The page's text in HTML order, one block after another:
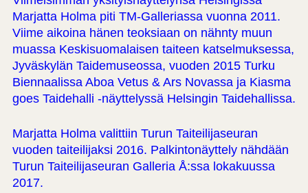
Marjatta Holma piti TM-Galleriassa vuonna 2011.
Viime aikoina hänen teoksiaan on nähnty muun
muassa Keskisuomalaisen taiteen katselmuksessa,
Jyväskylän Taidemuseossa, vuoden 2015 Turku
Biennaalissa Aboa Vetus & Ars Novassa ja Kiasma
goes Taidehalli -näyttelyssä Helsingin Taidehallissa.
Marjatta Holma valittiin Turun Taiteilijaseuran
vuoden taiteilijaksi 2016. Palkintonäyttely nähdään
Turun Taiteilijaseuran Galleria Å:ssa lokakuussa
2017.